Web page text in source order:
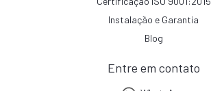
Instalação e Garantia
Blog
Entre em contato